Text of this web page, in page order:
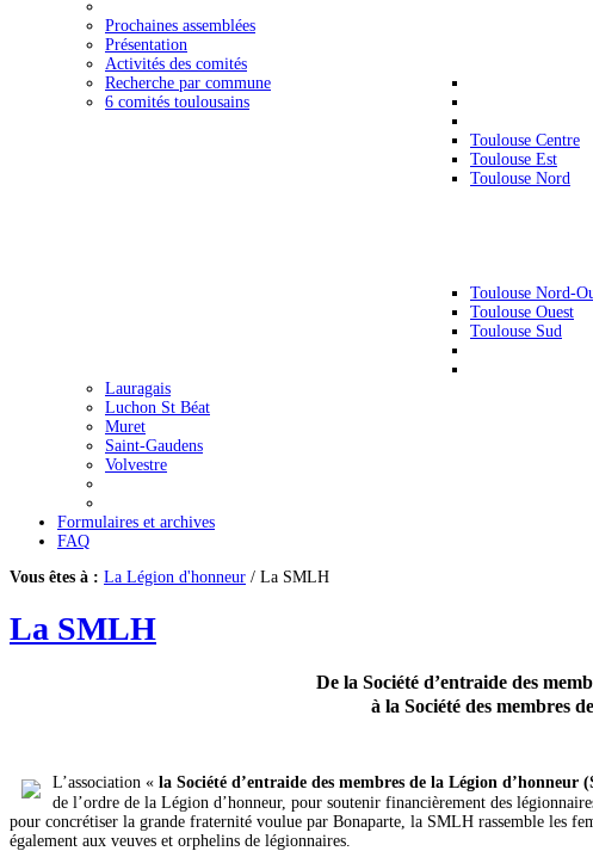
Prochaines assemblées
Présentation
Activités des comités
Recherche par commune
6 comités toulousains
Toulouse Centre
Toulouse Est
Toulouse Nord
Toulouse Nord-
Toulouse Ouest
Toulouse Sud
Lauragais
Luchon St Béat
Muret
Saint-Gaudens
Volvestre
Formulaires et archives
FAQ
Vous êtes à : La Légion d'honneur / La SMLH
La SMLH
De la Société d’entraide des
à la Société des membres
L’association « la Société d’entraide des membres de la Légion d’honneur
de l’ordre de la Légion d’honneur, pour soutenir financièrement des
pour concrétiser la grande fraternité voulue par Bonaparte, la SMLH rassemble les
également aux veuves et orphelins de légionnaires.